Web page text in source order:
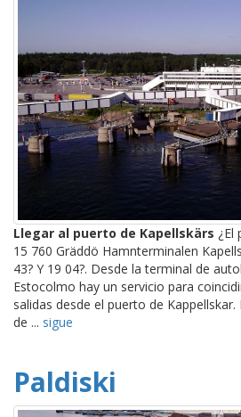
Llegar al puerto de Kapellskärs ¿El
15 760 Gräddö Hamnterminalen
43? Y 19 04?. Desde la terminal de
Estocolmo hay un servicio para
salidas desde el puerto de
de ... sigue
Paldiski